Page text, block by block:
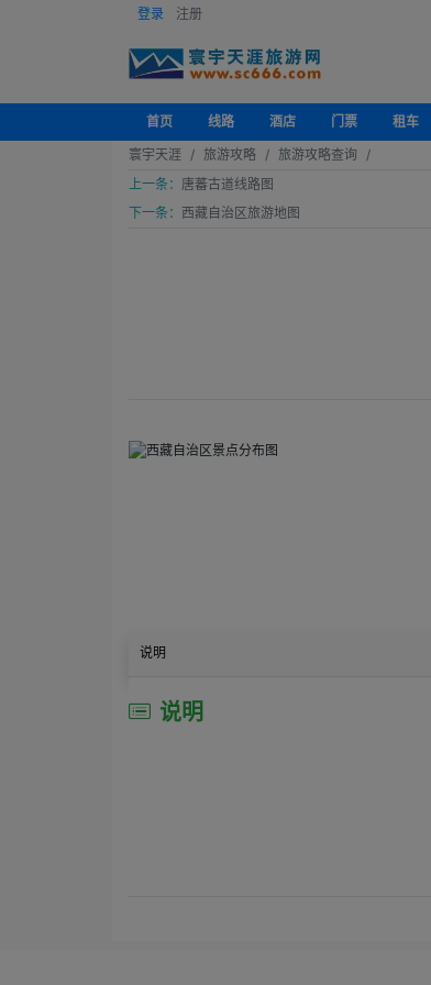
登录 注册
首页 线路 酒店 门票 租车
寰宇天涯
旅游攻略
旅游攻略查询
上一条： 唐蕃古道线路图
下一条： 西藏自治区旅游地图
说明
说明